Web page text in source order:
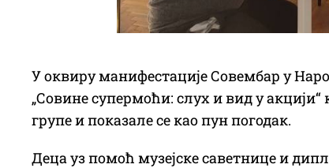
У оквиру манифестације Совембар у
„Совине супермоћи: слух и вид у
групе и показале се као пун погодак.
Деца уз помоћ музејске саветнице и